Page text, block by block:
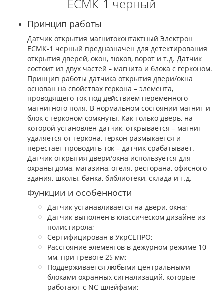
ЕСМК-1 черный
Принцип работы
Датчик открытия магнитоконтактный Электрон
ЕСМК-1 черный предназначен для детектирования
открытия дверей, окон, люков, ворот и т.д. Датчик
состоит из двух частей – магнита и блока с герконом.
Принцип работы датчика открытия двери/окна
основан на свойствах геркона – элемента,
проводящего ток под действием переменного
магнитного поля. В нормальном состоянии магнит и
блок с герконом сомкнуты. Как только дверь, на
которой установлен датчик, открывается – магнит
удаляется от геркона, геркон размыкается и
перестает проводить ток – датчик срабатывает.
Датчик открытия двери/окна используется для
охраны дома, магазина, отеля, ресторана, офисного
здания, школы, банка, библиотеки, склада и т.д.
Функции и особенности
Датчик устанавливается на двери, окна;
Датчик выполнен в классическом дизайне из
полистирола;
Сертифицирован в УкрСЕПРО;
Расстояние элементов в дежурном режиме 10
мм, при тревоге 25 мм;
Поддерживается любыми центральными
блоками охранных сигнализаций, которые
работают с NC шлейфами;